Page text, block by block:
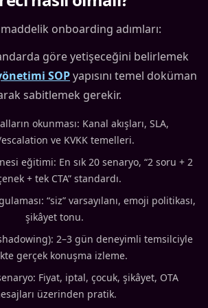
maddelik onboarding adımları:
göre yetişeceğini belirlemek
SOPyapısını temel doküman
sabitlemek gerekir.
okunması: Kanal akışları, SLA,
ve KVKK temelleri.
eğitimi: En sık 20 senaryo, “2 soru + 2
+ tek CTA” standardı.
“siz” varsayılanı, emoji politikası,
şikâyet tonu.
2–3 gün deneyimli temsilciyle
gerçek konuşma izleme.
Fiyat, iptal, çocuk, şikâyet, OTA
üzerinden pratik.